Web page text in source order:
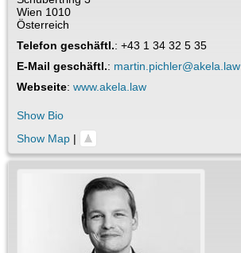
Wien 1010
Österreich
Telefon geschäftl.: +43 1 34 32 5 35
E-Mail geschäftl.: martin.pichler@akela.law
Webseite: www.akela.law
Show Bio
Show Map |